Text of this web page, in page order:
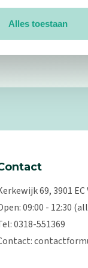
Alles toestaan
69, 3901
09:00 - 12:30
0318-551369